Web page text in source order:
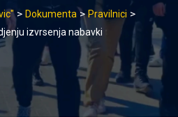
> Dokumenta >Pravilnici >
izvrsenja nabavki